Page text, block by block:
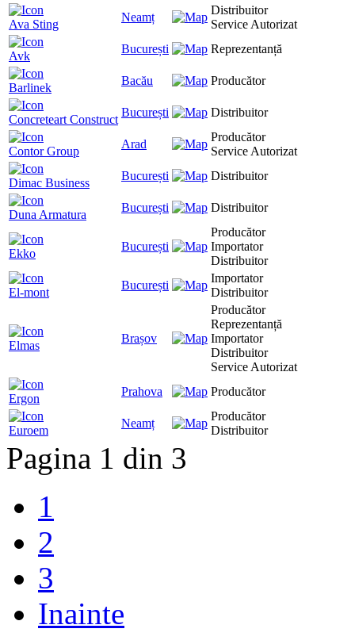
Ava Sting
Neamț
Distribuitor
Service Autorizat
Avk
București Reprezentanță
Barlinek
Bacău Producător
Concreteart Construct
București Distribuitor
Contor Group
Arad
Producător
Service Autorizat
Dimac Business
București Distribuitor
Duna Armatura
București Distribuitor
Ekko
București
Producător
Importator
Distribuitor
El-mont
București
Importator
Distribuitor
Elmas
Brașov
Producător
Reprezentanță
Importator
Distribuitor
Service Autorizat
Ergon
Prahova Producător
Euroem
Neamț
Producător
Distribuitor
Pagina 1 din 3
1
2
3
Inainte